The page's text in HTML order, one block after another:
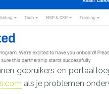
gebruikers en
als je problemen